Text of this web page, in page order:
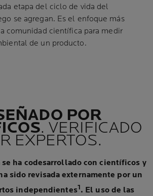
etapa del ciclo de vida del
se agregan. Es el enfoque más
comunidad científica para medir
de un producto.
POR
. VERIFICADO
EXPERTOS.
ha codesarrollado con científicos y
sido revisada externamente por un
independientes1. El uso de las